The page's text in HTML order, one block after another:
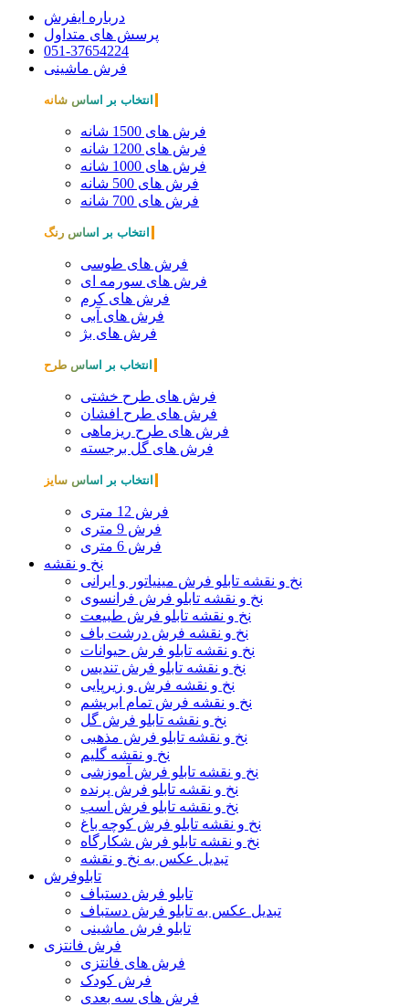
درباره ایفرش
پرسش های متداول
051-37654224
فرش ماشینی
انتخاب بر اساس شانه
فرش های 1500 شانه
فرش های 1200 شانه
فرش های 1000 شانه
فرش های 500 شانه
فرش های 700 شانه
انتخاب بر اساس رنگ
فرش های طوسی
فرش های سورمه ای
فرش های کرم
فرش های آبی
فرش های بژ
انتخاب بر اساس طرح
فرش های طرح خشتی
فرش های طرح افشان
فرش های طرح ریزماهی
فرش های گل برجسته
انتخاب بر اساس سایز
فرش 12 متری
فرش 9 متری
فرش 6 متری
نخ و نقشه
نخ و نقشه تابلو فرش مینیاتور و ایرانی
نخ و نقشه تابلو فرش فرانسوی
نخ و نقشه تابلو فرش طبیعت
نخ و نقشه فرش درشت باف
نخ و نقشه تابلو فرش حیوانات
نخ و نقشه تابلو فرش تندیس
نخ و نقشه فرش و زیرپایی
نخ و نقشه فرش تمام ابریشم
نخ و نقشه تابلو فرش گل
نخ و نقشه تابلو فرش مذهبی
نخ و نقشه گلیم
نخ و نقشه تابلو فرش آموزشی
نخ و نقشه تابلو فرش پرنده
نخ و نقشه تابلو فرش اسب
نخ و نقشه تابلو فرش کوچه باغ
نخ و نقشه تابلو فرش شکارگاه
تبدیل عکس به نخ و نقشه
تابلوفرش
تابلو فرش دستباف
تبدیل عکس به تابلو فرش دستباف
تابلو فرش ماشینی
فرش فانتزی
فرش های فانتزی
فرش کودک
فرش های سه بعدی